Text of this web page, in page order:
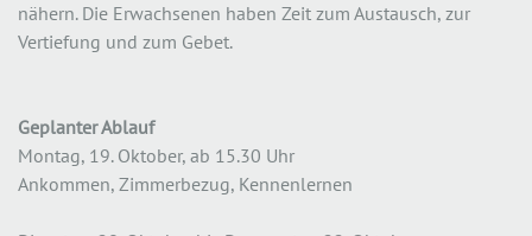
nähern. Die Erwachsenen haben Zeit zum Austausch, zur
Vertiefung und zum Gebet.
Geplanter Ablauf
Montag, 19. Oktober, ab 15.30 Uhr
Ankommen, Zimmerbezug, Kennenlernen